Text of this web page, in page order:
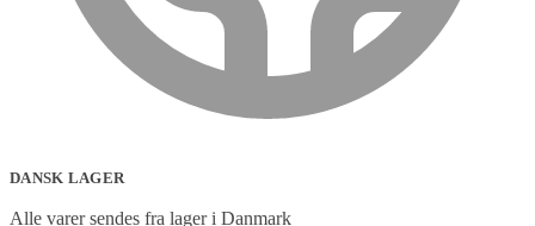
DANSK LAGER
Alle varer sendes fra lager i Danmark